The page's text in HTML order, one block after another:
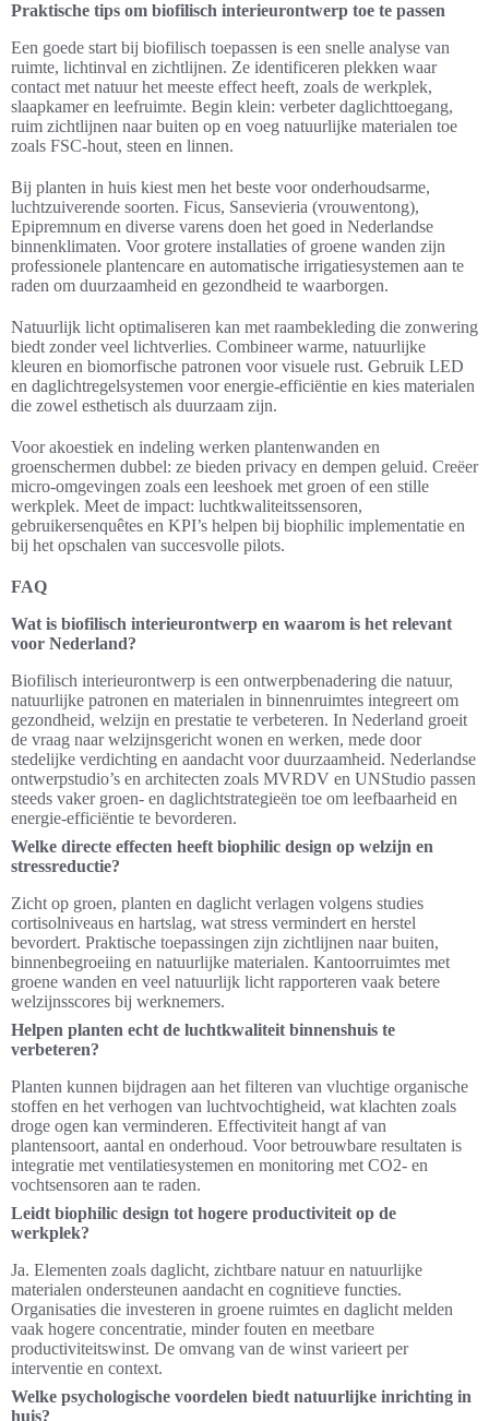
Praktische tips om biofilisch interieurontwerp toe te passen
Een goede start bij biofilisch toepassen is een snelle analyse van
ruimte, lichtinval en zichtlijnen. Ze identificeren plekken waar
contact met natuur het meeste effect heeft, zoals de werkplek,
slaapkamer en leefruimte. Begin klein: verbeter daglichttoegang,
ruim zichtlijnen naar buiten op en voeg natuurlijke materialen toe
zoals FSC-hout, steen en linnen.
Bij planten in huis kiest men het beste voor onderhoudsarme,
luchtzuiverende soorten. Ficus, Sansevieria (vrouwentong),
Epipremnum en diverse varens doen het goed in Nederlandse
binnenklimaten. Voor grotere installaties of groene wanden zijn
professionele plantencare en automatische irrigatiesystemen aan te
raden om duurzaamheid en gezondheid te waarborgen.
Natuurlijk licht optimaliseren kan met raambekleding die zonwering
biedt zonder veel lichtverlies. Combineer warme, natuurlijke
kleuren en biomorfische patronen voor visuele rust. Gebruik LED
en daglichtregelsystemen voor energie-efficiëntie en kies materialen
die zowel esthetisch als duurzaam zijn.
Voor akoestiek en indeling werken plantenwanden en
groenschermen dubbel: ze bieden privacy en dempen geluid. Creëer
micro-omgevingen zoals een leeshoek met groen of een stille
werkplek. Meet de impact: luchtkwaliteitssensoren,
gebruikersenquêtes en KPI’s helpen bij biophilic implementatie en
bij het opschalen van succesvolle pilots.
FAQ
Wat is biofilisch interieurontwerp en waarom is het relevant
voor Nederland?
Biofilisch interieurontwerp is een ontwerpbenadering die natuur,
natuurlijke patronen en materialen in binnenruimtes integreert om
gezondheid, welzijn en prestatie te verbeteren. In Nederland groeit
de vraag naar welzijnsgericht wonen en werken, mede door
stedelijke verdichting en aandacht voor duurzaamheid. Nederlandse
ontwerpstudio’s en architecten zoals MVRDV en UNStudio passen
steeds vaker groen- en daglichtstrategieën toe om leefbaarheid en
energie-efficiëntie te bevorderen.
Welke directe effecten heeft biophilic design op welzijn en
stressreductie?
Zicht op groen, planten en daglicht verlagen volgens studies
cortisolniveaus en hartslag, wat stress vermindert en herstel
bevordert. Praktische toepassingen zijn zichtlijnen naar buiten,
binnenbegroeiing en natuurlijke materialen. Kantoorruimtes met
groene wanden en veel natuurlijk licht rapporteren vaak betere
welzijnsscores bij werknemers.
Helpen planten echt de luchtkwaliteit binnenshuis te
verbeteren?
Planten kunnen bijdragen aan het filteren van vluchtige organische
stoffen en het verhogen van luchtvochtigheid, wat klachten zoals
droge ogen kan verminderen. Effectiviteit hangt af van
plantensoort, aantal en onderhoud. Voor betrouwbare resultaten is
integratie met ventilatiesystemen en monitoring met CO2- en
vochtsensoren aan te raden.
Leidt biophilic design tot hogere productiviteit op de
werkplek?
Ja. Elementen zoals daglicht, zichtbare natuur en natuurlijke
materialen ondersteunen aandacht en cognitieve functies.
Organisaties die investeren in groene ruimtes en daglicht melden
vaak hogere concentratie, minder fouten en meetbare
productiviteitswinst. De omvang van de winst varieert per
interventie en context.
Welke psychologische voordelen biedt natuurlijke inrichting in
huis?